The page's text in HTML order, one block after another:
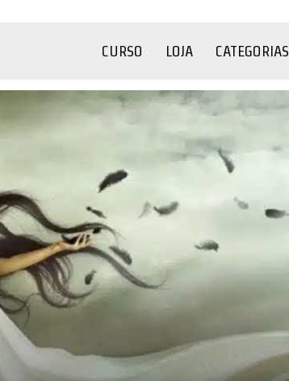
CURSO LOJA CATEGORIAS